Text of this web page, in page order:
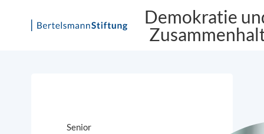
Demokratie
Senior